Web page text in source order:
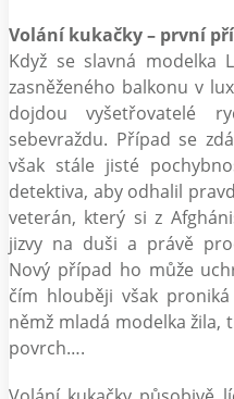
Volání kukačky – první
Když se slavná modelka
zasněženého balkonu v
dojdou vyšetřovatelé
sebevraždu. Případ se
však stále jisté
detektiva, aby odhalil
veterán, který si z
jizvy na duši a právě
Nový případ ho může
čím hlouběji však
němž mladá modelka žila,
povrch….